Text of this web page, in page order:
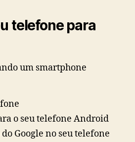
telefone para
um smartphone
o seu telefone Android
Google no seu telefone